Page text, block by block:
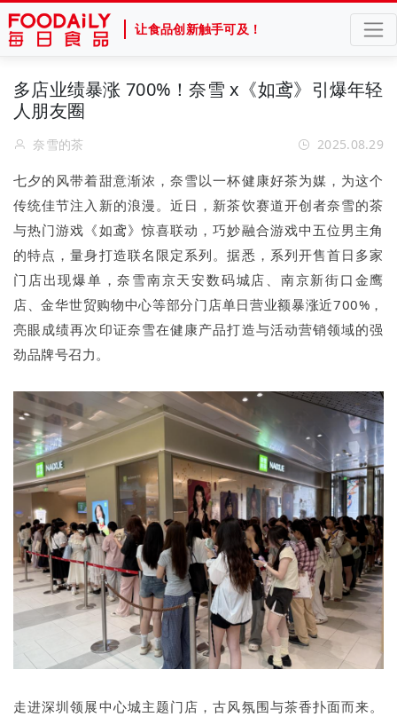
让食品创新触手可及！
多店业绩暴涨 700%！奈雪 x《如鸢》引爆年轻
人朋友圈
奈雪的茶 2025.08.29
七夕的风带着甜意渐浓，奈雪以一杯健康好茶为媒，为这个
传统佳节注入新的浪漫。近日，新茶饮赛道开创者奈雪的茶
与热门游戏《如鸢》惊喜联动，巧妙融合游戏中五位男主角
的特点，量身打造联名限定系列。据悉，系列开售首日多家
门店出现爆单，奈雪南京天安数码城店、南京新街口金鹰
店、金华世贸购物中心等部分门店单日营业额暴涨近700%，
亮眼成绩再次印证奈雪在健康产品打造与活动营销领域的强
劲品牌号召力。
走进深圳领展中心城主题门店，古风氛围与茶香扑面而来。